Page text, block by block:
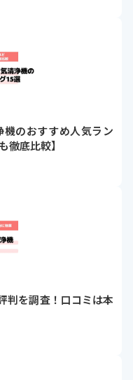
のおすすめ人気ラン
徹底比較】
判を調査！口コミは本